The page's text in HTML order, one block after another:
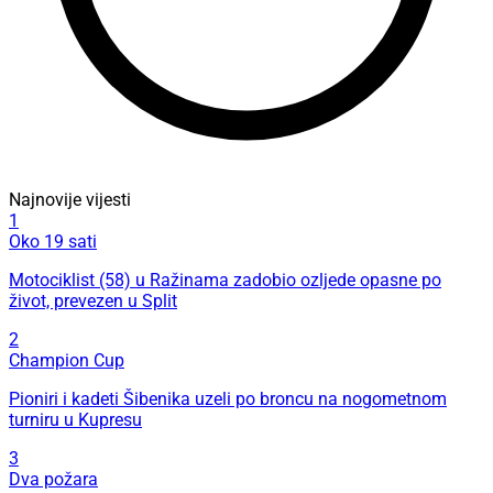
Najnovije vijesti
1
Oko 19 sati
Motociklist (58) u Ražinama zadobio ozljede opasne po
život, prevezen u Split
2
Champion Cup
Pioniri i kadeti Šibenika uzeli po broncu na nogometnom
turniru u Kupresu
3
Dva požara